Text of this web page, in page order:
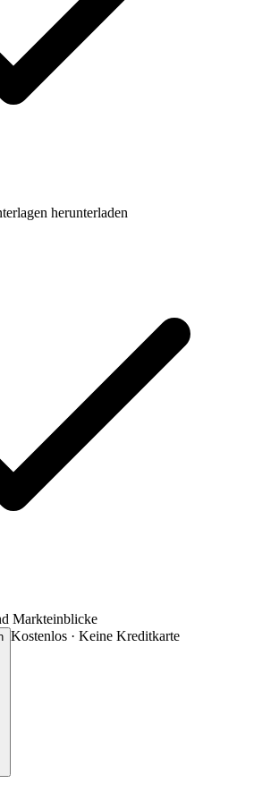
herunterladen
Markteinblicke
Kostenlos · Keine Kreditkarte